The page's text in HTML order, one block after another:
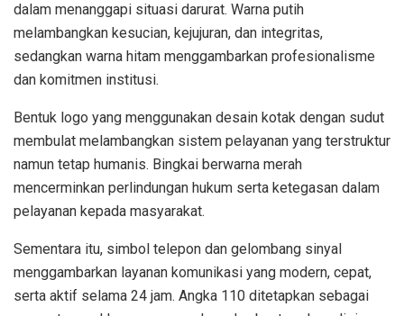
dalam menanggapi situasi darurat. Warna putih
melambangkan kesucian, kejujuran, dan integritas,
sedangkan warna hitam menggambarkan profesionalisme
dan komitmen institusi.
Bentuk logo yang menggunakan desain kotak dengan sudut
membulat melambangkan sistem pelayanan yang terstruktur
namun tetap humanis. Bingkai berwarna merah
mencerminkan perlindungan hukum serta ketegasan dalam
pelayanan kepada masyarakat.
Sementara itu, simbol telepon dan gelombang sinyal
menggambarkan layanan komunikasi yang modern, cepat,
serta aktif selama 24 jam. Angka 110 ditetapkan sebagai